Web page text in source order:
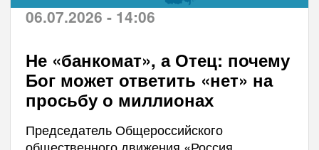
06.07.2026 - 14:06
Не «банкомат», а Отец: почему
Бог может ответить «нет» на
просьбу о миллионах
Председатель Общероссийского